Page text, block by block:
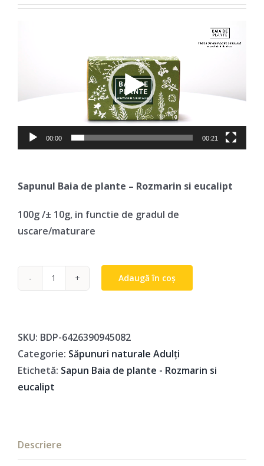
la5.00din 5
00:00 00:21
Sapunul Baia de plante – Rozmarin si eucalipt
100g /± 10g, in functie de gradul de
uscare/maturare
Cantitate
Baia
de
plante
-
Adaugă în coș
SKU: BDP-6426390945082
Categorie: Săpunuri naturale Adulți
Etichetă: Sapun Baia de plante - Rozmarin si
eucalipt
Descriere